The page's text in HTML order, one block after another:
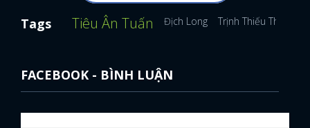
Tags Tiêu Ân Tuấn Địch Long Trịnh Thiếu Thu
FACEBOOK - BÌNH LUẬN